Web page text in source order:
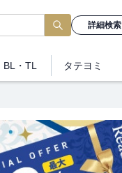
詳細検索
BL・TL タテヨミ